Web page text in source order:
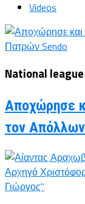
Videos
National
Αποχώρησε
τον